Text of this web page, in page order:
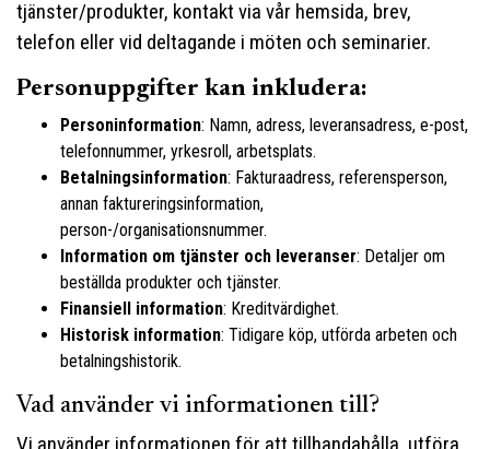
tjänster/produkter, kontakt via vår hemsida, brev,
telefon eller vid deltagande i möten och seminarier.
Personuppgifter kan inkludera:
Personinformation: Namn, adress, leveransadress, e-post,
telefonnummer, yrkesroll, arbetsplats.
Betalningsinformation: Fakturaadress, referensperson,
annan faktureringsinformation,
person-/organisationsnummer.
Information om tjänster och leveranser: Detaljer om
beställda produkter och tjänster.
Finansiell information: Kreditvärdighet.
Historisk information: Tidigare köp, utförda arbeten och
betalningshistorik.
Vad använder vi informationen till?